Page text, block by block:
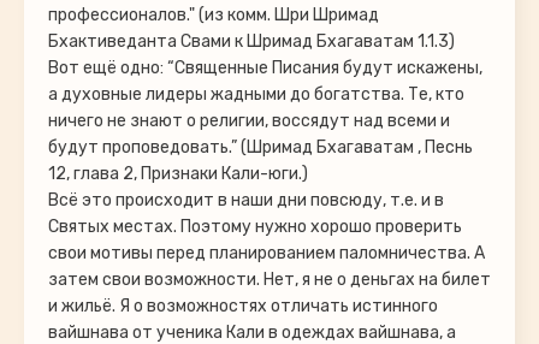
профессионалов." (из комм. Шри Шримад
Бхактиведанта Свами к Шримад Бхагаватам 1.1.3)
Вот ещё одно: “Священные Писания будут искажены,
а духовные лидеры жадными до богатства. Те, кто
ничего не знают о религии, воссядут над всеми и
будут проповедовать.” (Шримад Бхагаватам , Песнь
12, глава 2, Признаки Кали-юги.)
Всё это происходит в наши дни повсюду, т.е. и в
Святых местах. Поэтому нужно хорошо проверить
свои мотивы перед планированием паломничества. А
затем свои возможности. Нет, я не о деньгах на билет
и жильё. Я о возможностях отличать истинного
вайшнава от ученика Кали в одеждах вайшнава, а